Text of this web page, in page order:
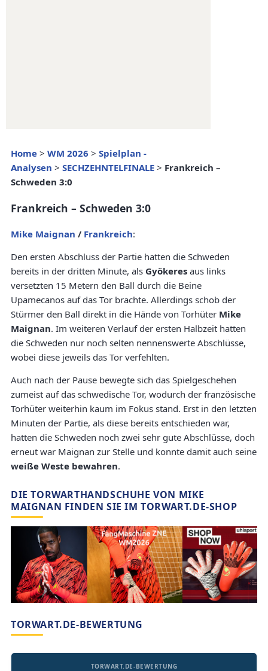
Home > WM 2026 > Spielplan -
Analysen > SECHZEHNTELFINALE > Frankreich –
Schweden 3:0
Frankreich – Schweden 3:0
Mike Maignan / Frankreich:
Den ersten Abschluss der Partie hatten die Schweden
bereits in der dritten Minute, als Gyökeres aus links
versetzten 15 Metern den Ball durch die Beine
Upamecanos auf das Tor brachte. Allerdings schob der
Stürmer den Ball direkt in die Hände von Torhüter Mike
Maignan. Im weiteren Verlauf der ersten Halbzeit hatten
die Schweden nur noch selten nennenswerte Abschlüsse,
wobei diese jeweils das Tor verfehlten.
Auch nach der Pause bewegte sich das Spielgeschehen
zumeist auf das schwedische Tor, wodurch der französische
Torhüter weiterhin kaum im Fokus stand. Erst in den letzten
Minuten der Partie, als diese bereits entschieden war,
hatten die Schweden noch zwei sehr gute Abschlüsse, doch
erneut war Maignan zur Stelle und konnte damit auch seine
weiße Weste bewahren.
DIE TORWARTHANDSCHUHE VON MIKE
MAIGNAN FINDEN SIE IM TORWART.DE-SHOP
TORWART.DE-BEWERTUNG
TORWART.DE-BEWERTUNG